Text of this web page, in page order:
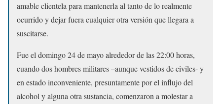
amable clientela para mantenerla al tanto de lo realmente
ocurrido y dejar fuera cualquier otra versión que llegara a
suscitarse.
Fue el domingo 24 de mayo alrededor de las 22:00 horas,
cuando dos hombres militares –aunque vestidos de civiles- y
en estado inconveniente, presuntamente por el influjo del
alcohol y alguna otra sustancia, comenzaron a molestar a